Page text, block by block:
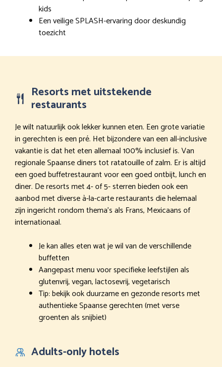
kids
Een veilige SPLASH-ervaring door deskundig
toezicht
Resorts met uitstekende
restaurants
Je wilt natuurlijk ook lekker kunnen eten. Een grote variatie
in gerechten is een pré. Het bijzondere van een all-inclusive
vakantie is dat het eten allemaal 100% inclusief is. Van
regionale Spaanse diners tot ratatouille of zalm. Er is altijd
een goed buffetrestaurant voor een goed ontbijt, lunch en
diner. De resorts met 4- of 5- sterren bieden ook een
aanbod met diverse à-la-carte restaurants die helemaal
zijn ingericht rondom thema’s als Frans, Mexicaans of
internationaal.
Je kan alles eten wat je wil van de verschillende
buffetten
Aangepast menu voor specifieke leefstijlen als
glutenvrij, vegan, lactosevrij, vegetarisch
Tip: bekijk ook duurzame en gezonde resorts met
authentieke Spaanse gerechten (met verse
groenten als snijbiet)
Adults-only hotels